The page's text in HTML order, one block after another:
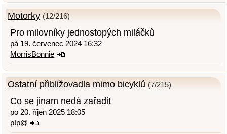
Motorky (12/216)
Pro milovníky jednostopých miláčků
pá 19. červenec 2024 16:32
MorrisBonnie
Ostatní přibližovadla mimo bicyklů (7/215)
Co se jinam nedá zařadit
po 20. říjen 2025 18:05
p!p@